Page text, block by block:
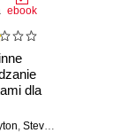
ebook
dla
III
Steven J. Ostermiller